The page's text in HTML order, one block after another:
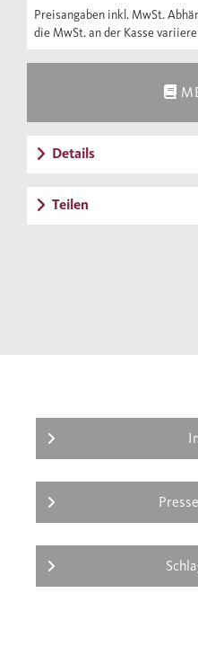
Gründerfamilie der
entstammt,
Kindheit in
ihren Erfahrungen,
mitunter steinigen
Preisangaben inkl. MwSt.
die MwSt. an der Kasse
Details
Teilen